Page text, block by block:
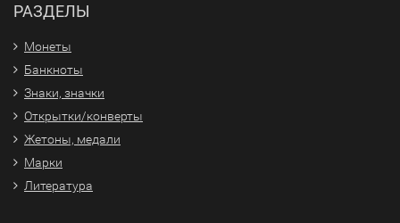
РАЗДЕЛЫ
Монеты
Банкноты
Знаки, значки
Открытки/конверты
Жетоны, медали
Марки
Литература